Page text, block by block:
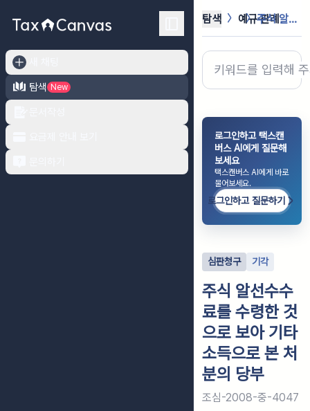
탐색
New
탐색 예규·판례 주식 알선수수료를 수령한 것으로 보아...
로그인하고 택스캔
버스 AI에게 질문해
보세요
택스캔버스 AI에게 바로
물어보세요.
로그인하고 질문하기
심판청구 기각
주식 알선수수
료를 수령한 것
으로 보아 기타
소득으로 본 처
분의 당부
조심-2008-중-4047